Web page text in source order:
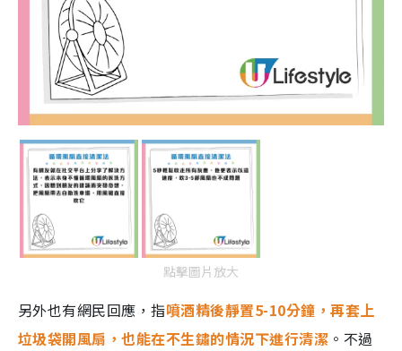
點擊圖片放大
另外也有網民回應，指噴酒精後靜置5-10分鐘，再套上
垃圾袋開風扇，也能在不生鏽的情況下進行清潔 。不過